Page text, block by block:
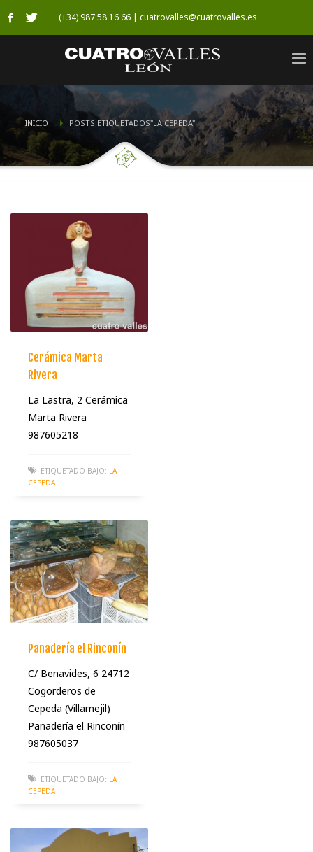
(+34) 987 58 16 66 | cuatrovalles@cuatrovalles.es
INICIO POSTS ETIQUETADOS"LA CEPEDA"
Cerámica Marta
Rivera
La Lastra, 2 Cerámica
Marta Rivera
987605218
ETIQUETADO BAJO: LA
CEPEDA
Panadería el Rinconín
C/ Benavides, 6 24712
Cogorderos de
Cepeda (Villamejil)
Panadería el Rinconín
987605037
ETIQUETADO BAJO: LA
CEPEDA